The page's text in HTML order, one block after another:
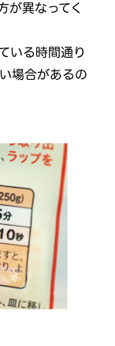
が異なってく
いる時間通り
場合があるの